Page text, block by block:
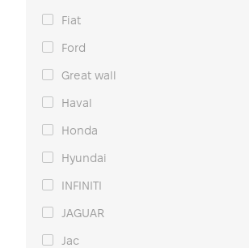
Fiat
Ford
Great wall
Haval
Honda
Hyundai
INFINITI
JAGUAR
Jac